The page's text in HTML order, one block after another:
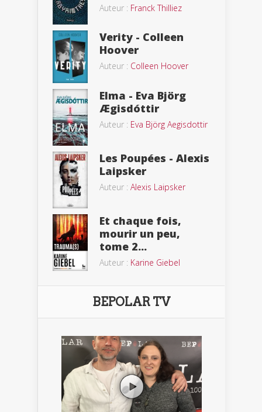
Auteur : Franck Thilliez
Verity - Colleen
Hoover
Auteur : Colleen Hoover
Elma - Eva Björg
Ægisdóttir
Auteur : Eva Björg Aegisdottir
Les Poupées - Alexis
Laipsker
Auteur : Alexis Laipsker
Et chaque fois,
mourir un peu,
tome 2...
Auteur : Karine Giebel
BEPOLAR TV